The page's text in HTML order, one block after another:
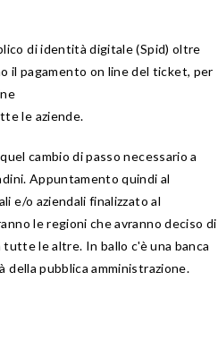
di identità digitale (Spid) oltre
il pagamento on line del ticket, per
le aziende.
cambio di passo necessario a
Appuntamento quindi al
e/o aziendali finalizzato al
le regioni che avranno deciso di
le altre. In ballo c'è una banca
pubblica amministrazione.